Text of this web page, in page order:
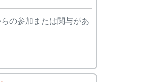
の参加または関与があ